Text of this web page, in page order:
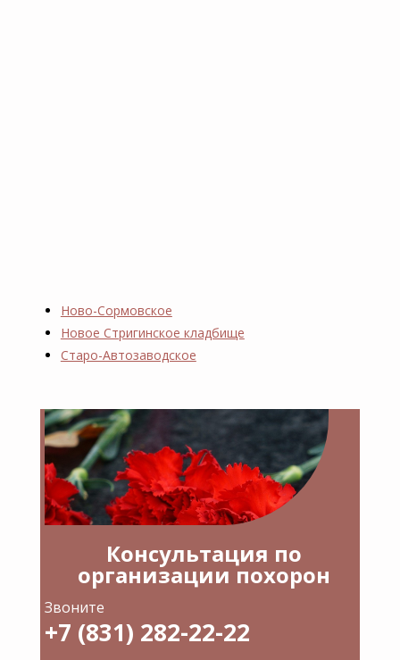
Ново-Сормовское
Новое Стригинское кладбище
Старо-Автозаводское
Консультация по
организации похорон
Звоните
+7 (831) 282-22-22